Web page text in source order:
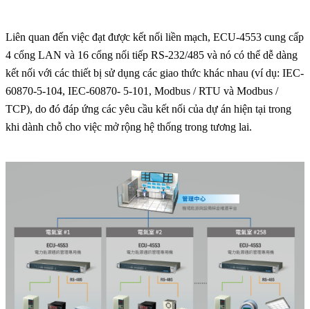
Liên quan đến việc đạt được kết nối liền mạch, ECU-4553 cung cấp
4 cổng LAN và 16 cổng nối tiếp RS-232/485 và nó có thể dễ dàng
kết nối với các thiết bị sử dụng các giao thức khác nhau (ví dụ: IEC-
60870-5-104, IEC-60870- 5-101, Modbus / RTU và Modbus /
TCP), do đó đáp ứng các yêu cầu kết nối của dự án hiện tại trong
khi dành chỗ cho việc mở rộng hệ thống trong tương lai.